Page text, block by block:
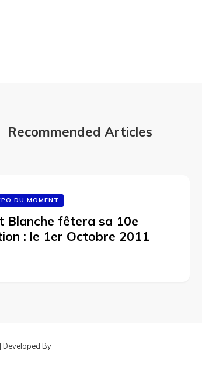
Recommended Articles
DU MOMENT
Blanche fêtera sa 10e
: le 1er Octobre 2011
Developed By